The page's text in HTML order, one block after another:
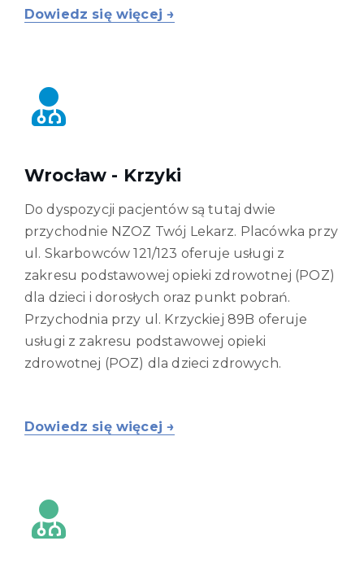
Dowiedz się więcej →
Wrocław - Krzyki
Do dyspozycji pacjentów są tutaj dwie
przychodnie NZOZ Twój Lekarz. Placówka przy
ul. Skarbowców 121/123 oferuje usługi z
zakresu podstawowej opieki zdrowotnej (POZ)
dla dzieci i dorosłych oraz punkt pobrań.
Przychodnia przy ul. Krzyckiej 89B oferuje
usługi z zakresu podstawowej opieki
zdrowotnej (POZ) dla dzieci zdrowych.
Dowiedz się więcej →